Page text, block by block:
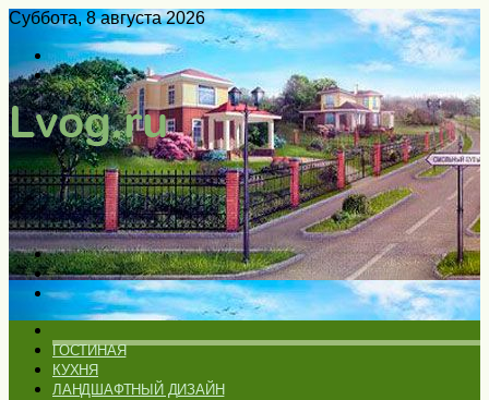
Суббота, 8 августа 2026
Войти
Switch
skin
Меню
Искать
Switch
skin
ГОСТИНАЯ
КУХНЯ
ЛАНДШАФТНЫЙ ДИЗАЙН